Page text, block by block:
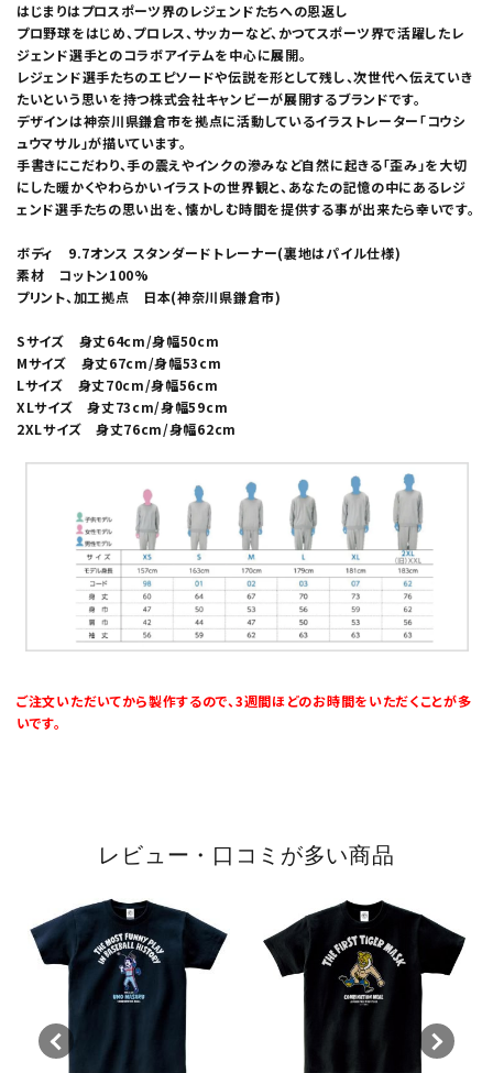
はじまりはプロスポーツ界のレジェンドたちへの恩返し
プロ野球をはじめ、プロレス、サッカーなど、かつてスポーツ界で活躍したレ
ジェンド選手とのコラボアイテムを中心に展開。
レジェンド選手たちのエピソードや伝説を形として残し、次世代へ伝えていき
たいという思いを持つ株式会社キャンビーが展開するブランドです。
デザインは神奈川県鎌倉市を拠点に活動しているイラストレーター「コウシ
ュウマサル」が描いています。
手書きにこだわり、手の震えやインクの滲みなど自然に起きる「歪み」を大切
にした暖かくやわらかいイラストの世界観と、あなたの記憶の中にあるレジ
ェンド選手たちの思い出を、懐かしむ時間を提供する事が出来たら幸いです。
ボディ 9.7オンス スタンダードトレーナー(裏地はパイル仕様)
素材 コットン100%
プリント、加工拠点 日本(神奈川県鎌倉市)
Sサイズ 身丈64cm/身幅50cm
Mサイズ 身丈67cm/身幅53cm
Lサイズ 身丈70cm/身幅56cm
XLサイズ 身丈73cm/身幅59cm
2XLサイズ 身丈76cm/身幅62cm
ご注文いただいてから製作するので、3週間ほどのお時間をいただくことが多
いです。
レビュー・口コミが多い商品